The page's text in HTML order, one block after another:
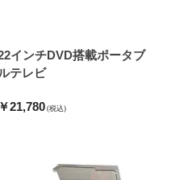
インチDVD搭載ポータブ
テレビ
￥21,780 (税込)